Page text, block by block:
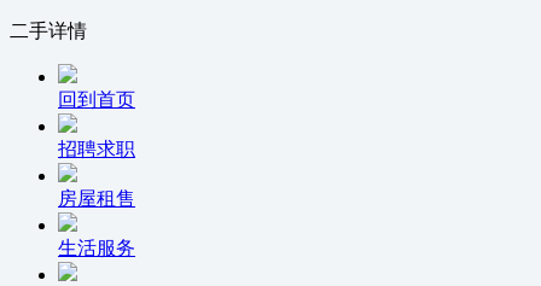
二手详情
回到首页
招聘求职
房屋租售
生活服务